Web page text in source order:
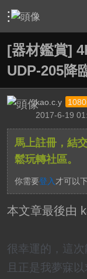
› 軟硬體相關技術 ›
[器材鑑賞]
UDP-205降
kao.c.y
2017-6-19
馬上註冊，結
鬆玩轉社區。
你需要登入 才可以
本文章最後由
很幸運的，這
且正是我夢寐